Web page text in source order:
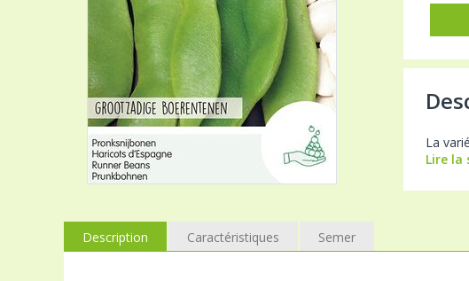
La
Lire la
Description Caractéristiques Semer